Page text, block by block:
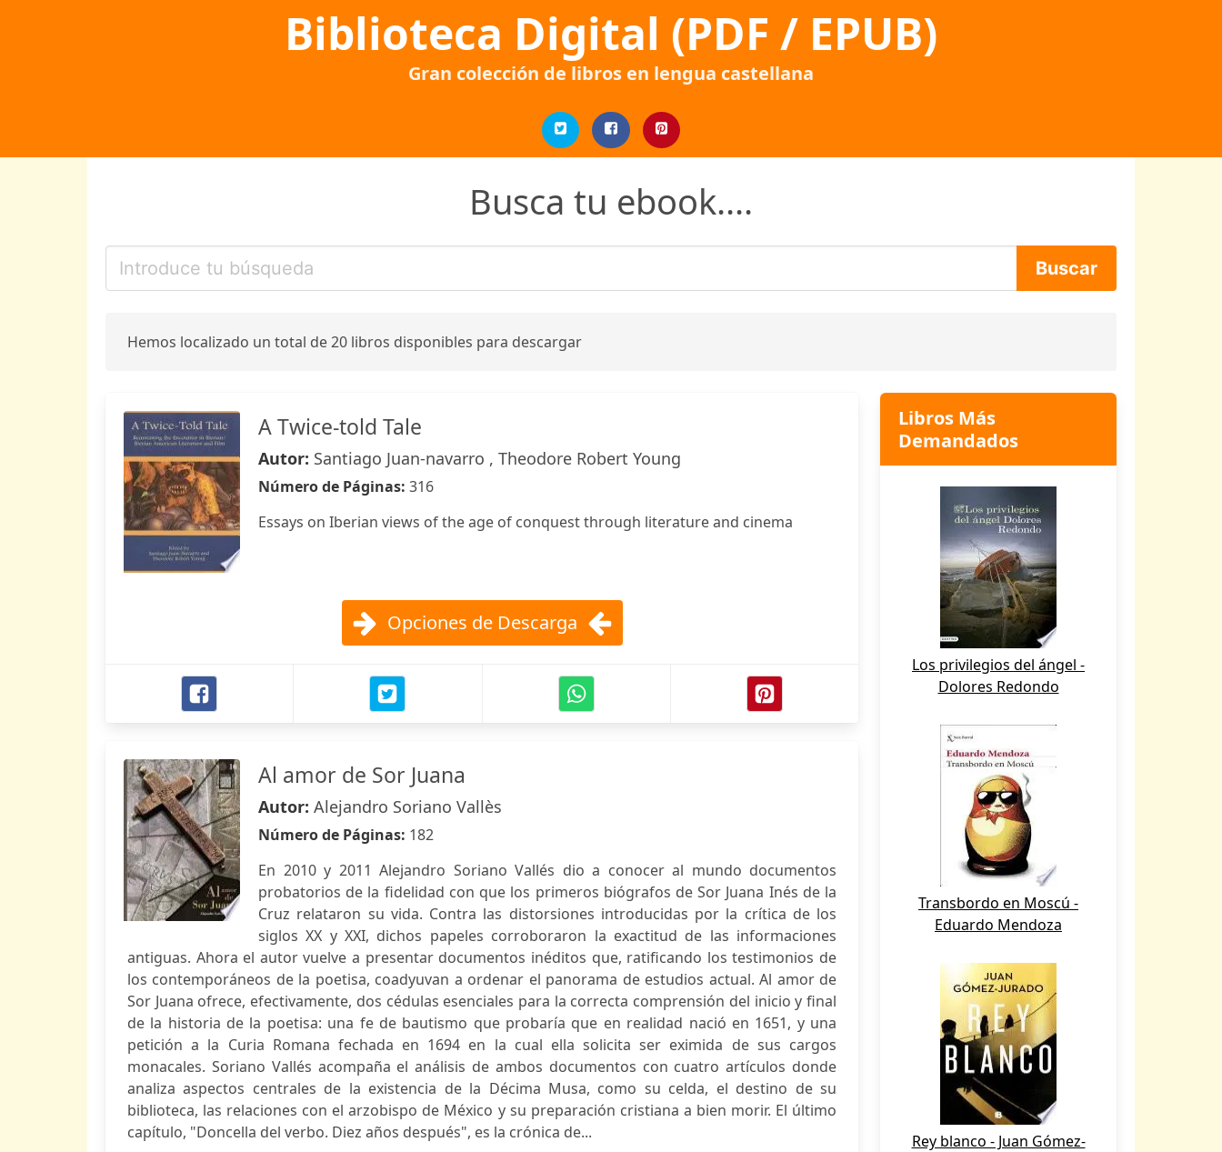
Biblioteca Digital (PDF / EPUB)
Gran colección de libros en lengua castellana
Busca tu ebook....
Hemos localizado un total de 20 libros disponibles para descargar
A Twice-told Tale
Autor: Santiago Juan-navarro , Theodore Robert Young
Número de Páginas: 316
Essays on Iberian views of the age of conquest through literature and cinema
Opciones de Descarga
Al amor de Sor Juana
Autor: Alejandro Soriano Vallès
Número de Páginas: 182
En 2010 y 2011 Alejandro Soriano Vallés dio a conocer al mundo documentos
probatorios de la fidelidad con que los primeros biógrafos de Sor Juana Inés de la
Cruz relataron su vida. Contra las distorsiones introducidas por la crítica de los
siglos XX y XXI, dichos papeles corroboraron la exactitud de las informaciones
antiguas. Ahora el autor vuelve a presentar documentos inéditos que, ratificando los testimonios de
los contemporáneos de la poetisa, coadyuvan a ordenar el panorama de estudios actual. Al amor de
Sor Juana ofrece, efectivamente, dos cédulas esenciales para la correcta comprensión del inicio y final
de la historia de la poetisa: una fe de bautismo que probaría que en realidad nació en 1651, y una
petición a la Curia Romana fechada en 1694 en la cual ella solicita ser eximida de sus cargos
monacales. Soriano Vallés acompaña el análisis de ambos documentos con cuatro artículos donde
analiza aspectos centrales de la existencia de la Décima Musa, como su celda, el destino de su
biblioteca, las relaciones con el arzobispo de México y su preparación cristiana a bien morir. El último
capítulo, "Doncella del verbo. Diez años después", es la crónica de...
Libros Más
Demandados
Los privilegios del ángel -
Dolores Redondo
Transbordo en Moscú -
Eduardo Mendoza
Rey blanco - Juan Gómez-